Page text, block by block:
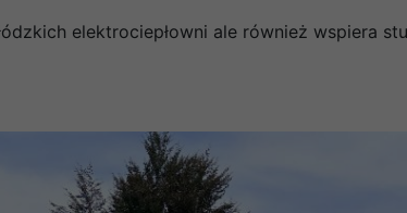
elektrociepłowni ale również wspiera